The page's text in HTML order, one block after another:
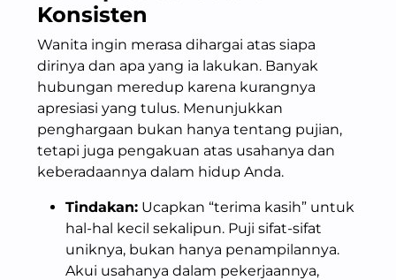
Konsisten
Wanita ingin merasa dihargai atas siapa
dirinya dan apa yang ia lakukan. Banyak
hubungan meredup karena kurangnya
apresiasi yang tulus. Menunjukkan
penghargaan bukan hanya tentang pujian,
tetapi juga pengakuan atas usahanya dan
keberadaannya dalam hidup Anda.
Tindakan: Ucapkan “terima kasih” untuk
hal-hal kecil sekalipun. Puji sifat-sifat
uniknya, bukan hanya penampilannya.
Akui usahanya dalam pekerjaannya,